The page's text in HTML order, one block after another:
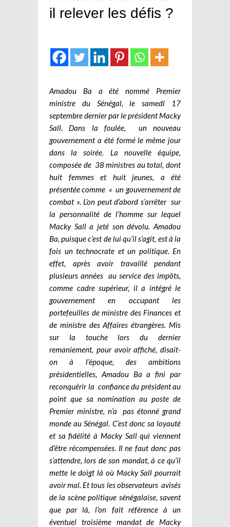
il relever les défis ?
Amadou Ba a été nommé Premier
ministre du Sénégal, le samedi 17
septembre dernier par le président Macky
Sall. Dans la foulée, un nouveau
gouvernement a été formé le même jour
dans la soirée. La nouvelle équipe,
composée de 38 ministres au total, dont
huit femmes et huit jeunes, a été
présentée comme « un gouvernement de
combat ». L’on peut d’abord s’arrêter sur
la personnalité de l’homme sur lequel
Macky Sall a jeté son dévolu. Amadou
Ba, puisque c’est de lui qu’il s’agit, est à la
fois un technocrate et un politique. En
effet, après avoir travaillé pendant
plusieurs années au service des impôts,
comme cadre supérieur, il a intégré le
gouvernement en occupant les
portefeuilles de ministre des Finances et
de ministre des Affaires étrangères. Mis
sur la touche lors du dernier
remaniement, pour avoir affiché, disait-
on à l’époque, des ambitions
présidentielles, Amadou Ba a fini par
reconquérir la confiance du président au
point que sa nomination au poste de
Premier ministre, n’a pas étonné grand
monde au Sénégal. C’est donc sa loyauté
et sa fidélité à Macky Sall qui viennent
d’être récompensées. Il ne faut donc pas
s’attendre, lors de son mandat, à ce qu’il
mette le doigt là où Macky Sall pourrait
avoir mal. Et tous les observateurs avisés
de la scène politique sénégalaise, savent
que par là, l’on fait référence à un
éventuel troisième mandat de Macky